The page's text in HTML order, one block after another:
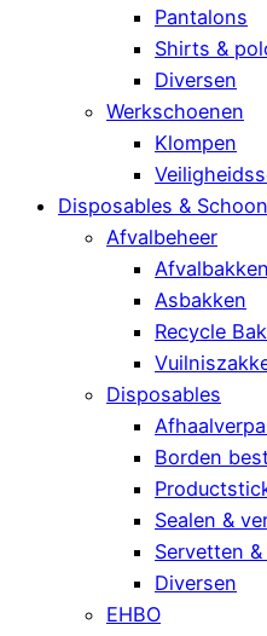
Pantalons
Shirts &
Diversen
Werkschoenen
Klompen
Disposables &
Afvalbeheer
Afvalbakken
Asbakken
Recycle
Disposables
Borden
Sealen &
Servetten
Diversen
EHBO